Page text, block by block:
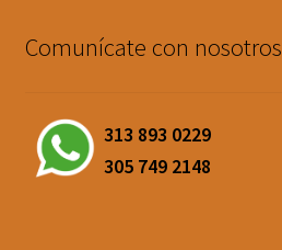
Comunícate con nosotros
313 893 0229
305 749 2148